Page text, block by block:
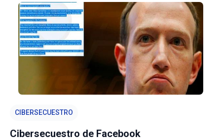
apariencia, search.pitchofcase.com
CIBERSECUESTRO
Cibersecuestro de Facebook